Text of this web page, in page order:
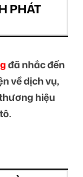
PHÁT
đã nhắc đến
về dịch vụ,
hiệu